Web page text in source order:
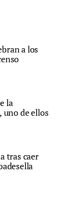
a los
la
uno de ellos
tras caer